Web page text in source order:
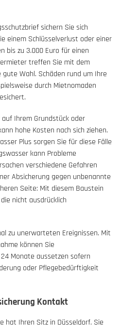
sichern Sie sich
einem Schlüsselverlust oder einer
bis zu 3.000 Euro für einen
treffen Sie mit dem
Wahl. Schäden rund um Ihre
durch Mietnomaden
Ihrem Grundstück oder
hohe Kosten nach sich ziehen.
Plus sorgen Sie für diese Fälle
kann Probleme
verschiedene Gefahren
Absicherung gegen unbenannte
Seite: Mit diesem Baustein
nicht ausdrücklich
zu unerwarteten Ereignissen. Mit
können Sie
Monate aussetzen sofern
oder Pflegebedürftigkeit
Kontakt
hat Ihren Sitz in Düsseldorf. Sie